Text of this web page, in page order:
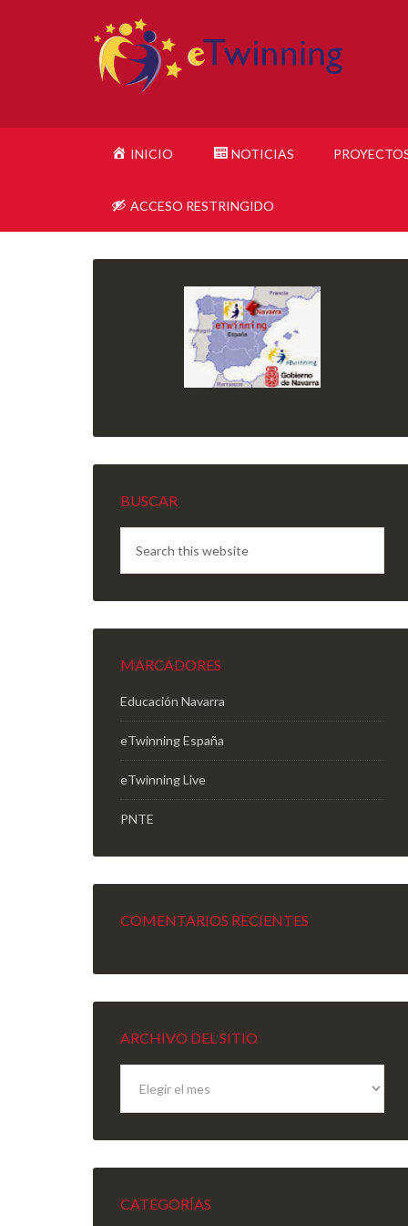
INICIO NOTICIAS
ACCESO RESTRINGIDO
BUSCAR
MARCADORES
Educación Navarra
eTwinning España
eTwinning Live
PNTE
COMENTARIOS RECIENTES
ARCHIVO DEL SITIO
sitio
CATEGORÍAS